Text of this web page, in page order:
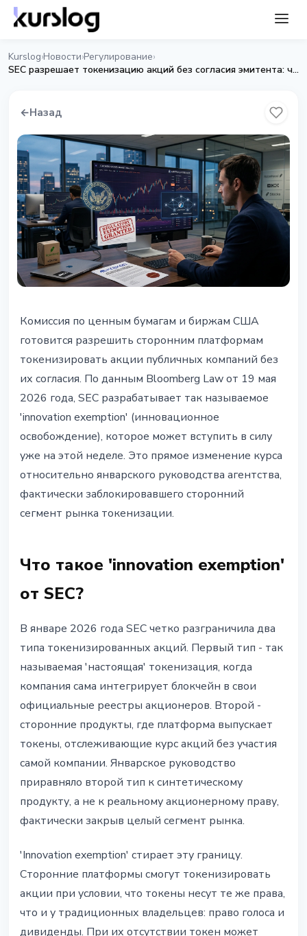
Kurslog›Новости›Регулирование›
SEC разрешает токенизацию акций без согласия эмитента: что изменилось
←Назад
SEC разрешает токенизацию
акций без согласия эмитента: что
изменилось
19 мая 2026 г.3 мин чтения
Наталия Дорофеева
Комиссия по ценным бумагам и биржам США
готовится разрешить сторонним платформам
токенизировать акции публичных компаний без
их согласия. По данным Bloomberg Law от 19 мая
2026 года, SEC разрабатывает так называемое
'innovation exemption' (инновационное
освобождение), которое может вступить в силу
уже на этой неделе. Это прямое изменение курса
относительно январского руководства агентства,
фактически заблокировавшего сторонний
сегмент рынка токенизации.
Что такое 'innovation exemption'
от SEC?
В январе 2026 года SEC четко разграничила два
типа токенизированных акций. Первый тип - так
называемая 'настоящая' токенизация, когда
компания сама интегрирует блокчейн в свои
официальные реестры акционеров. Второй -
сторонние продукты, где платформа выпускает
токены, отслеживающие курс акций без участия
самой компании. Январское руководство
приравняло второй тип к синтетическому
продукту, а не к реальному акционерному праву,
фактически закрыв целый сегмент рынка.
'Innovation exemption' стирает эту границу.
Сторонние платформы смогут токенизировать
акции при условии, что токены несут те же права,
что и у традиционных владельцев: право голоса и
дивиденды. При их отсутствии токен может